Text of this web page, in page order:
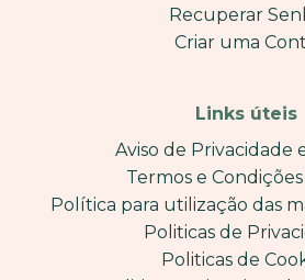
Recuperar
Criar uma
Links úteis
Aviso de Privacidade
Termos e
Política para utilização das
Politicas de
Politicas de